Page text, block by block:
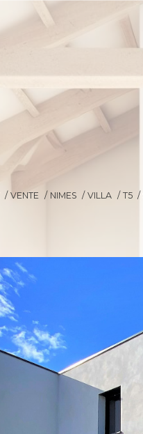
VENTE NIMES VILLA T5